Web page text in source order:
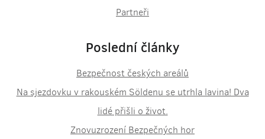
Partneři
Poslední články
Bezpečnost českých areálů
Na sjezdovku v rakouském Söldenu se utrhla lavina! Dva
lidé přišli o život.
Znovuzrození Bezpečných hor